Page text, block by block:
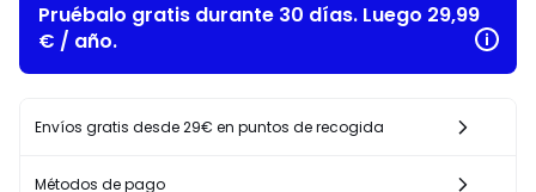
Pruébalo gratis durante 30 días. Luego 29,99
€ / año.
Envíos gratis desde 29€ en puntos de recogida
Métodos de pago